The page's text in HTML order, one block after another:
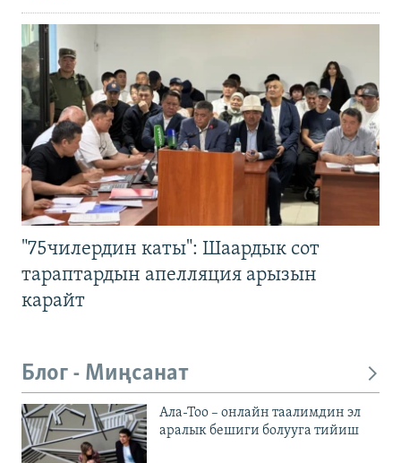
"75чилердин каты": Шаардык сот
тараптардын апелляция арызын
карайт
Блог - Миңсанат
Ала-Тоо – онлайн таалимдин эл
аралык бешиги болууга тийиш